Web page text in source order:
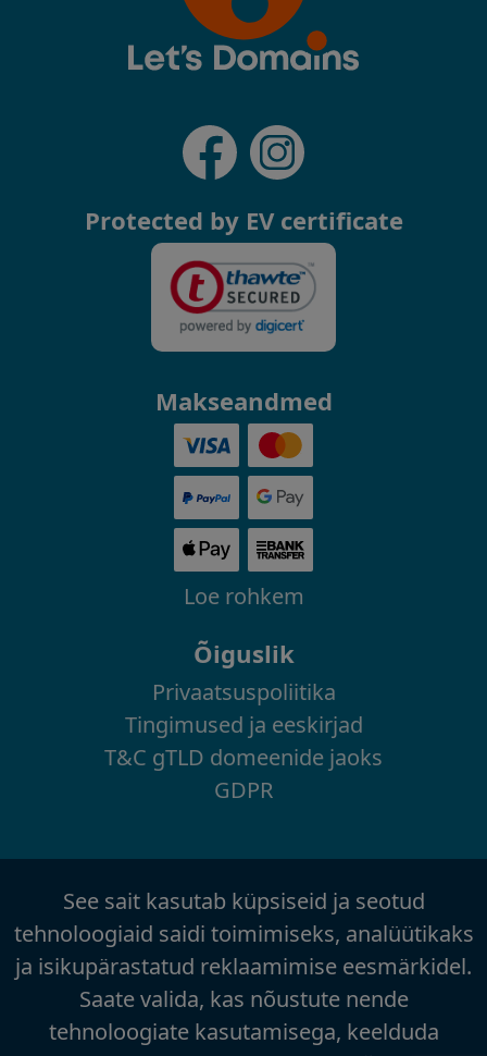
Protected by EV certificate
Makseandmed
Loe rohkem
Õiguslik
Privaatsuspoliitika
Tingimused ja eeskirjad
T&C gTLD domeenide jaoks
GDPR
See sait kasutab küpsiseid ja seotud
tehnoloogiaid saidi toimimiseks, analüütikaks
ja isikupärastatud reklaamimise eesmärkidel.
Saate valida, kas nõustute nende
tehnoloogiate kasutamisega, keelduda